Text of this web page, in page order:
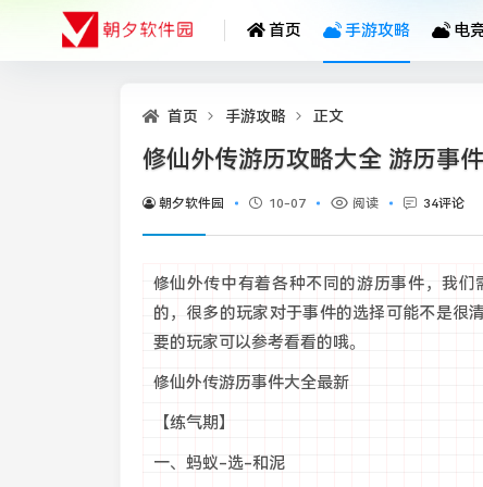
首页 手游攻略 电
首页 手游攻略 正文
修仙外传游历攻略大全 游历事
朝夕软件园 10-07 阅读 34评论
修仙外传中有着各种不同的游历事件，我
的，很多的玩家对于事件的选择可能不是很
要的玩家可以参考看看的哦。
修仙外传游历事件大全最新
【练气期】
一、蚂蚁-选-和泥